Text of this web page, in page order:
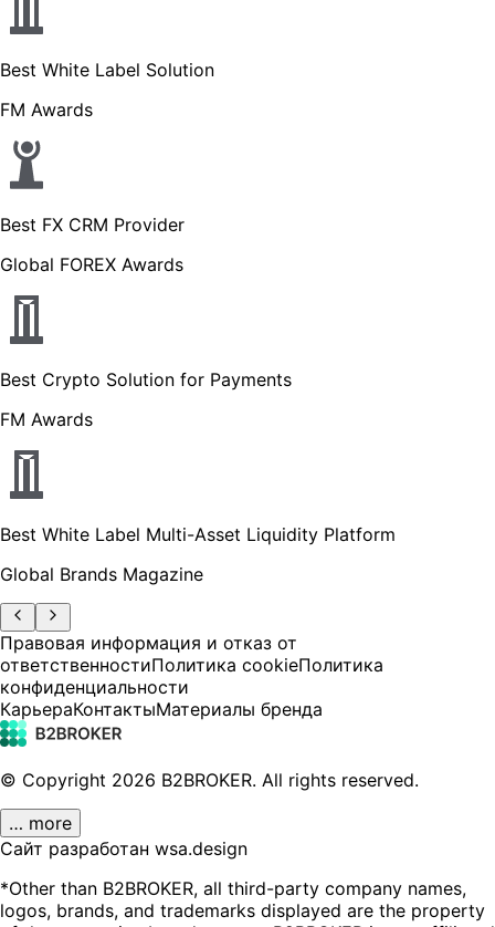
Best White Label Solution
FM Awards
Best FX CRM Provider
Global FOREX Awards
Best Crypto Solution for Payments
FM Awards
Best White Label Multi-Asset Liquidity Platform
Global Brands Magazine
Правовая информация и отказ от
ответственностиПолитика cookieПолитика
конфиденциальности
КарьераКонтактыМатериалы бренда
© Copyright 2026 B2BROKER. All rights reserved.
… more
Сайт разработан wsa.design
*Other than B2BROKER, all third-party company names,
logos, brands, and trademarks displayed are the property